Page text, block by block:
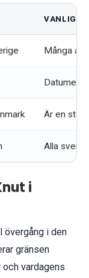
VANLIGA
Många
Datumet
Är en stor
Alla
i
övergång i den
gränsen
vardagens